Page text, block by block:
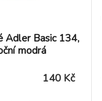
Adler Basic 134,
modrá
140 Kč